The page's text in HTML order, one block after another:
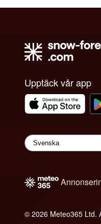
Upptäck vår app
© 2026 Meteo365 Ltd.